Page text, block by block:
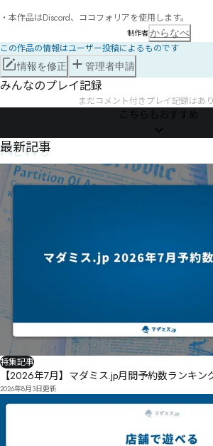
・本作品はDiscord、ココフォリアを使用します。
制作者からなべ
この作品の情報はユーザー投稿によるものです
情報を修正 管理者申請
みんなのプレイ記録
まだコメント付きプレイ記録はあ
こちらもおすすめ
NEWS
最新記事
特集記事
【2026年7月】マダミス.jp月間予約数ランキン
2026年8月3日更新